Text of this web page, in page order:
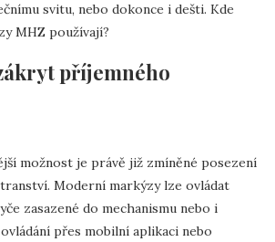
svitu, nebo dokonce i dešti. Kde
MHZ používají?
příjemného
možnost je právě již zmíněné posezení
Moderní markýzy lze ovládat
zasazené do mechanismu nebo i
přes mobilní aplikaci nebo